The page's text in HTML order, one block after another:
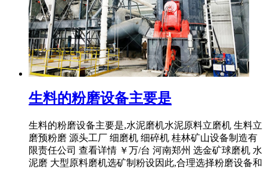
生料的粉磨设备主要是
生料的粉磨设备主要是,水泥磨机水泥原料立磨机 生料立
磨预粉磨 源头工厂 细磨机 细碎机 桂林矿山设备制造有
限责任公司 查看详情 ￥万/台 河南郑州 选金矿球磨机 水
泥磨 大型原料磨机选矿制粉设因此,合理选择粉磨设备和